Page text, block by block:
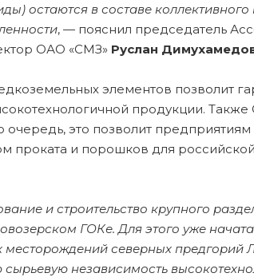
остаются в составе
, — пояснил председатель
ОАО «СМЗ» Руслан
элементов позволит
продукции.
это позволит
проката и порошков для
и строительство крупного
ГОКе. Для этого уже
северных предгорий
независимость